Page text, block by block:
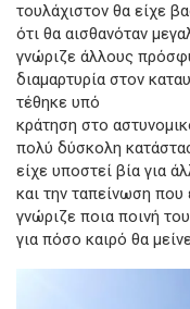
τουλάχιστον θα είχε
ότι θα αισθανόταν
γνώριζε άλλους
διαμαρτυρία στον
τέθηκε υπό
κράτηση στο
πολύ δύσκολη
είχε υποστεί βία για
και την ταπείνωση
γνώριζε ποια ποινή
για πόσο καιρό θα